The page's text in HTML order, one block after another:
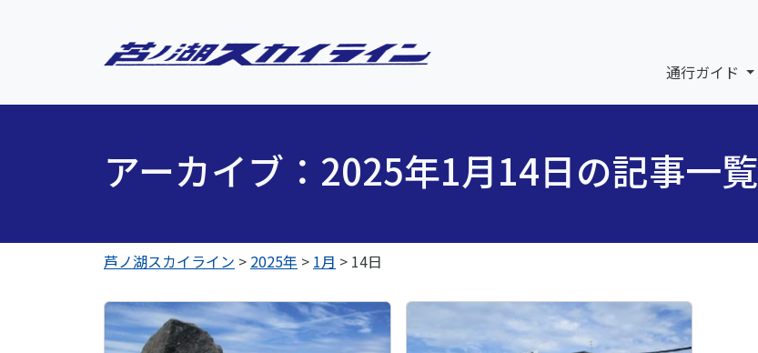
通行ガイド
アーカイブ：2025年1月14日の記事一覧
芦ノ湖スカイライン > 2025年 > 1月 > 14日